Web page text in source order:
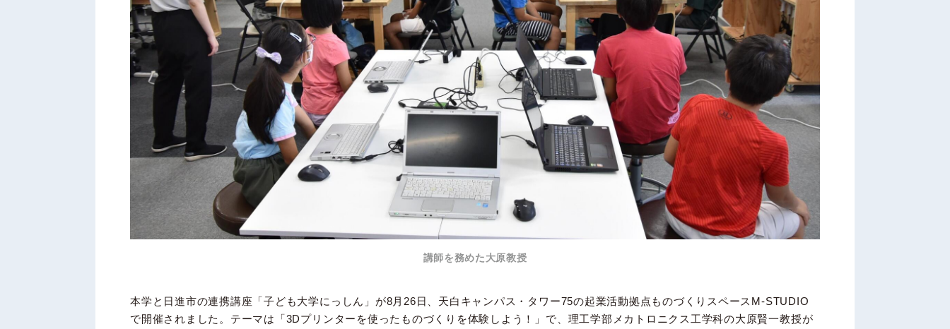
講師を務めた大原教授
本学と日進市の連携講座「子ども大学にっしん」が8月26日、天白キャンパス・タワー75の起業活動拠点ものづくりスペースM-STUDIO
で開催されました。テーマは「3Dプリンターを使ったものづくりを体験しよう！」で、理工学部メカトロニクス工学科の大原賢一教授が